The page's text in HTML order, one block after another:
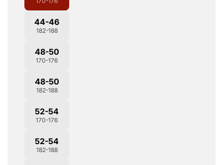
44-46
182-188
48-50
170-176
48-50
182-188
52-54
170-176
52-54
182-188